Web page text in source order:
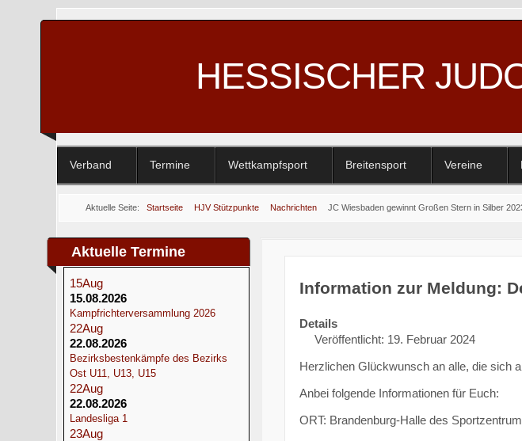
HESSISCHER
Verband Termine Wettkampfsport Breitensport Vereine
Aktuelle Seite:Startseite HJV Stützpunkte Nachrichten JC Wiesbaden gewinnt Großen Stern in Silber
Aktuelle Termine
15Aug
15.08.2026
Kampfrichterversammlung 2026
22Aug
22.08.2026
Bezirksbestenkämpfe des Bezirks
Ost U11, U13, U15
22Aug
22.08.2026
Landesliga 1
23Aug
Information zur Meldung:
Details
Veröffentlicht: 19. Februar 2024
Herzlichen Glückwunsch an alle, die sich
Anbei folgende Informationen für Euch:
ORT: Brandenburg-Halle des